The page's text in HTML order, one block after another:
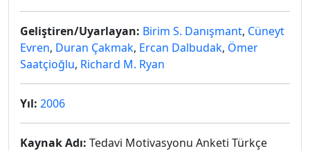
Geliştiren/Uyarlayan: Birim S. Danışmant, Cüneyt
Evren, Duran Çakmak, Ercan Dalbudak, Ömer
Saatçioğlu, Richard M. Ryan
Yıl: 2006
Kaynak Adı: Tedavi Motivasyonu Anketi Türkçe